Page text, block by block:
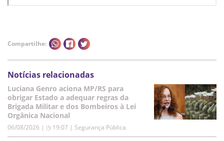
Compartilhe:
Notícias relacionadas
Luciana Genro aciona MP/RS para
obrigar Estado a adequar regras da
Brigada Militar e dos Bombeiros à Lei
Orgânica Nacional
06/08/2026 | ◷ 19:07 | Segurança Pública